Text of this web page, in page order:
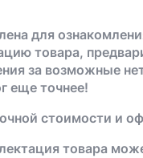
для
товара,
за возможные
еще точнее!
стоимости и
товара